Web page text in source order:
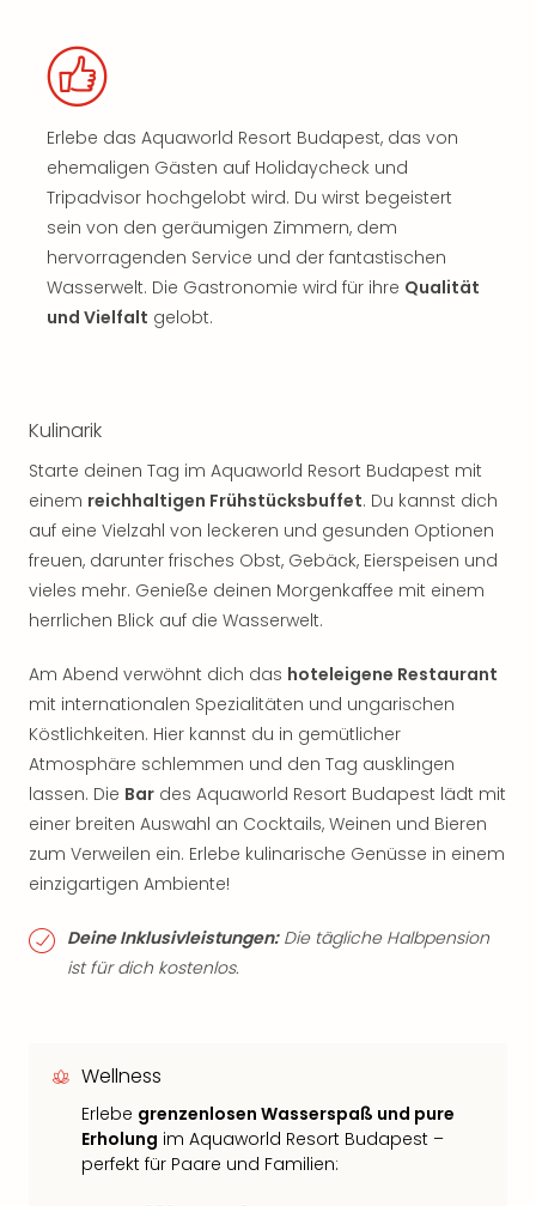
Erlebe das Aquaworld Resort Budapest, das von
ehemaligen Gästen auf Holidaycheck und
Tripadvisor hochgelobt wird. Du wirst begeistert
sein von den geräumigen Zimmern, dem
hervorragenden Service und der fantastischen
Wasserwelt. Die Gastronomie wird für ihre Qualität
und Vielfalt gelobt.
Kulinarik
Starte deinen Tag im Aquaworld Resort Budapest mit
einem reichhaltigen Frühstücksbuffet. Du kannst dich
auf eine Vielzahl von leckeren und gesunden Optionen
freuen, darunter frisches Obst, Gebäck, Eierspeisen und
vieles mehr. Genieße deinen Morgenkaffee mit einem
herrlichen Blick auf die Wasserwelt.
Am Abend verwöhnt dich das hoteleigene Restaurant
mit internationalen Spezialitäten und ungarischen
Köstlichkeiten. Hier kannst du in gemütlicher
Atmosphäre schlemmen und den Tag ausklingen
lassen. Die Bar des Aquaworld Resort Budapest lädt mit
einer breiten Auswahl an Cocktails, Weinen und Bieren
zum Verweilen ein. Erlebe kulinarische Genüsse in einem
einzigartigen Ambiente!
Deine Inklusivleistungen:Die tägliche Halbpension
ist für dich kostenlos.
Wellness
Erlebe grenzenlosen Wasserspaß und pure
Erholung im Aquaworld Resort Budapest –
perfekt für Paare und Familien: